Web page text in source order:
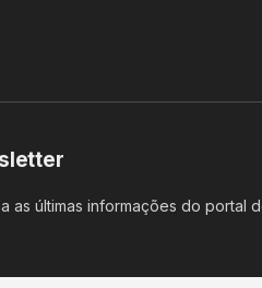
as últimas informações do portal